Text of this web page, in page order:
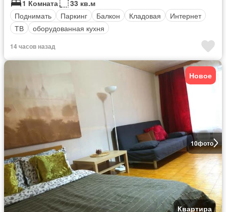
1 Комната
33 кв.м
Поднимать
Паркинг Балкон Кладовая
Интернет
ТВ
оборудованная кухня
14 часов назад
10фото
Новое
Квартира